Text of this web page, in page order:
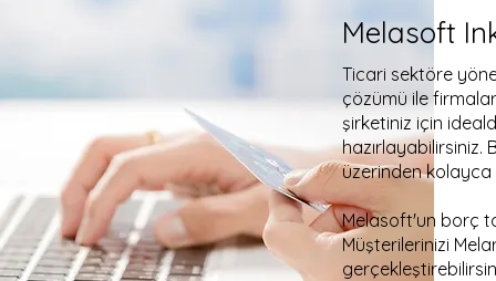
Melasoft
Ticari sektöre
çözümü ile
şirketiniz için
hazırlayabilirsiniz.
üzerinden
Melasoft'un borç
Müşterilerinizi